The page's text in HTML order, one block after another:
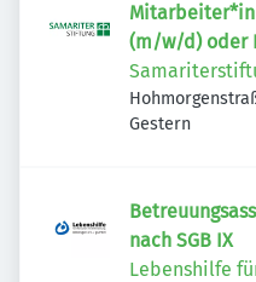
(m/w/d) oder
Deutschland
Veröffentlicht
Gestern
nach SGB IX
Lebenshilfe